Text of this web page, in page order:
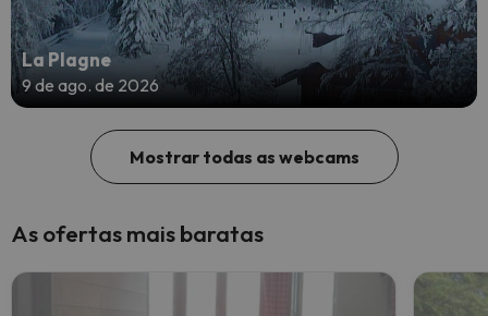
La Plagne
9 de ago. de 2026
Mostrar todas as webcams
As ofertas mais baratas